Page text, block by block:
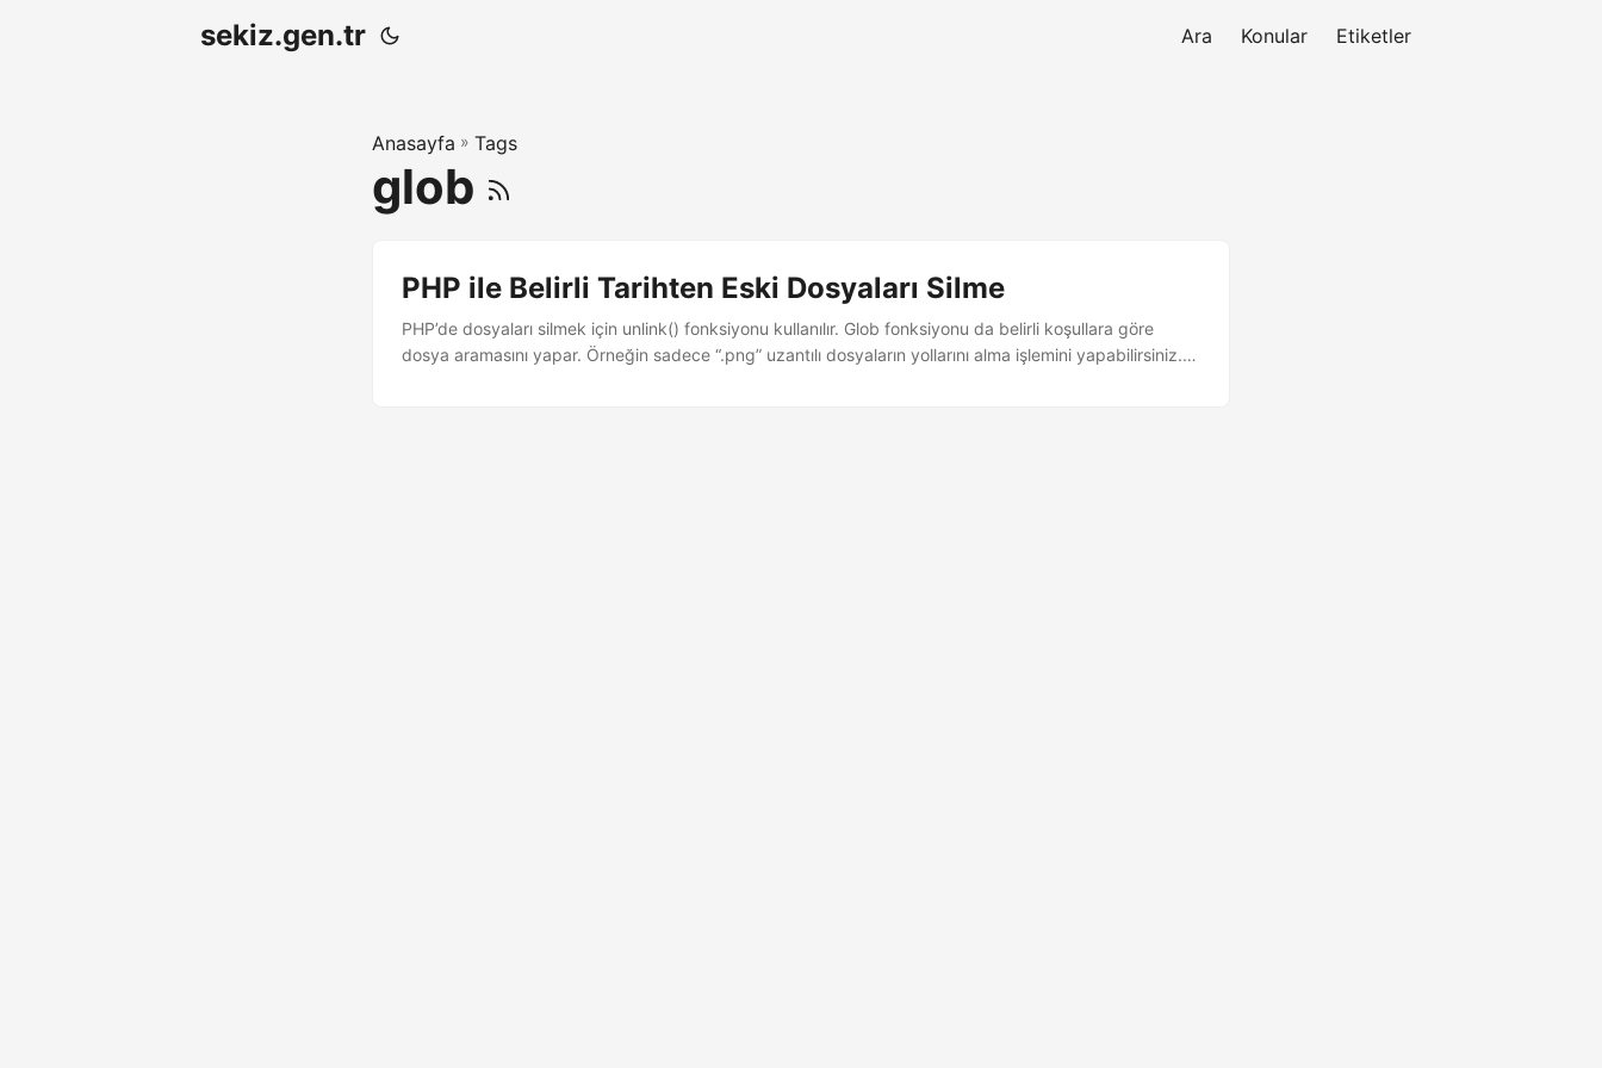
sekiz.gen.tr Ara Konular Etiketler
Anasayfa » Tags
glob
PHP ile Belirli Tarihten Eski Dosyaları Silme
PHP’de dosyaları silmek için unlink() fonksiyonu kullanılır. Glob fonksiyonu da belirli koşullara göre
dosya aramasını yapar. Örneğin sadece “.png” uzantılı dosyaların yollarını alma işlemini yapabilirsiniz.